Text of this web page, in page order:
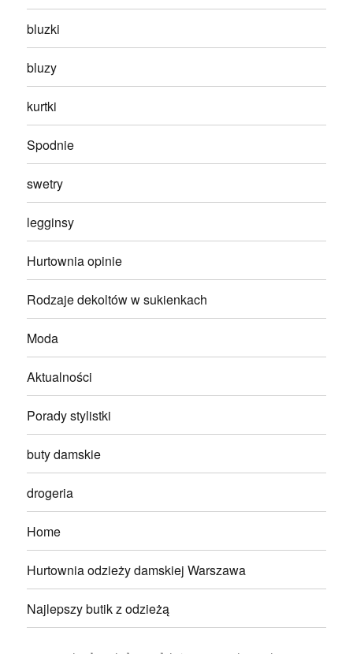
bluzki
bluzy
kurtki
Spodnie
swetry
legginsy
Hurtownia opinie
Rodzaje dekoltów w sukienkach
Moda
Aktualności
Porady stylistki
buty damskie
drogeria
Home
Hurtownia odzieży damskiej Warszawa
Najlepszy butik z odzieżą